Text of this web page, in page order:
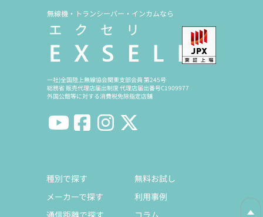
無線機・トランシーバー・インカムなら
一社)全国陸上無線協会関東支部会員 第245号
総務省 販売代理店届出制度 代理店届出番号C1909977
外国公館等に対する消費税免除指定店舗
種別で探す
メーカーで探す
無料お試し
利用事例